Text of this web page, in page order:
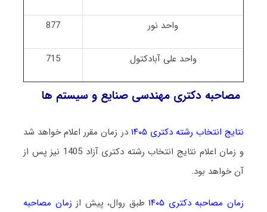
واحد نور 877
واحد علی آبادکتول 715
مصاحبه دکتری مهندسی صنایع و سیستم ها
نتایج انتخاب رشته دکتری ۱۴۰۵
در زمان مقرر اعلام خواهد شد
و زمان اعلام نتایج انتخاب رشته دکتری آزاد 1405 نیز پس از
آن خواهد بود.
زمان مصاحبه دکتری ۱۴۰۵ طبق روال، پیش از زمان مصاحبه